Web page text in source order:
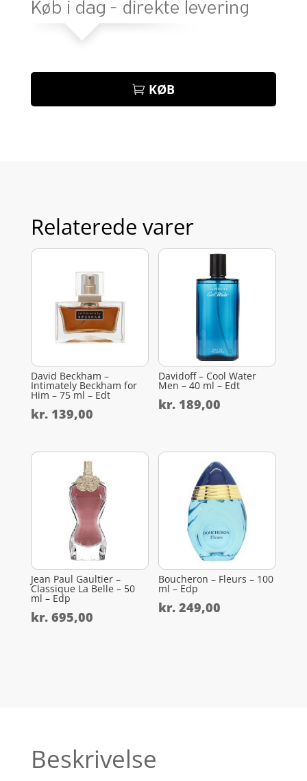
KØB
Relaterede varer
David Beckham –
Intimately Beckham for
Him – 75 ml – Edt
kr.139,00
Davidoff – Cool Water
Men – 40 ml – Edt
kr. 189,00
Jean Paul Gaultier –
Classique La Belle – 50
ml – Edp
kr.695,00
Boucheron – Fleurs – 100
ml – Edp
kr. 249,00
Beskrivelse